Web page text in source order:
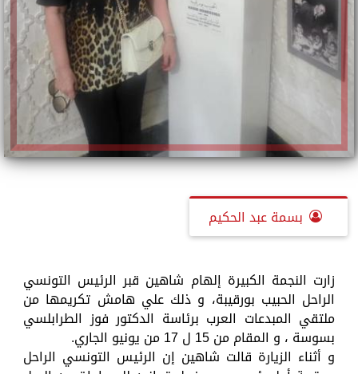
بسمة عبد الحكيم
زارت النجمة الكبيرة إلهام شاهين قبر الرئيس التونسي
الراحل الحبيب بورقيبة، و ذلك علي هامش تكريمها من
ملتقي المبدعات العرب برئاسة الدكتور فوز الطرابلسي
بسوسة ، و المقام من 15 ل 17 من يونيو الجاري.
و أثناء الزيارة قالت شاهين إن الرئيس التونسي الراحل